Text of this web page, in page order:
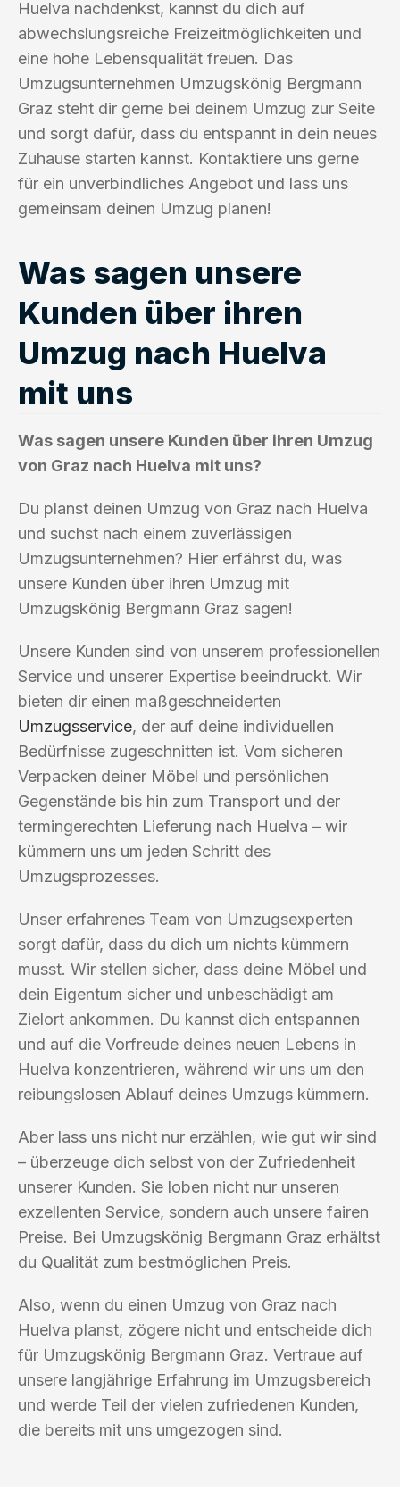
Huelva nachdenkst, kannst du dich auf
abwechslungsreiche Freizeitmöglichkeiten und
eine hohe Lebensqualität freuen. Das
Umzugsunternehmen Umzugskönig Bergmann
Graz steht dir gerne bei deinem Umzug zur Seite
und sorgt dafür, dass du entspannt in dein neues
Zuhause starten kannst. Kontaktiere uns gerne
für ein unverbindliches Angebot und lass uns
gemeinsam deinen Umzug planen!
Was sagen unsere
Kunden über ihren
Umzug nach Huelva
mit uns
Was sagen unsere Kunden über ihren Umzug
von Graz nach Huelva mit uns?
Du planst deinen Umzug von Graz nach Huelva
und suchst nach einem zuverlässigen
Umzugsunternehmen? Hier erfährst du, was
unsere Kunden über ihren Umzug mit
Umzugskönig Bergmann Graz sagen!
Unsere Kunden sind von unserem professionellen
Service und unserer Expertise beeindruckt. Wir
bieten dir einen maßgeschneiderten
Umzugsservice, der auf deine individuellen
Bedürfnisse zugeschnitten ist. Vom sicheren
Verpacken deiner Möbel und persönlichen
Gegenstände bis hin zum Transport und der
termingerechten Lieferung nach Huelva – wir
kümmern uns um jeden Schritt des
Umzugsprozesses.
Unser erfahrenes Team von Umzugsexperten
sorgt dafür, dass du dich um nichts kümmern
musst. Wir stellen sicher, dass deine Möbel und
dein Eigentum sicher und unbeschädigt am
Zielort ankommen. Du kannst dich entspannen
und auf die Vorfreude deines neuen Lebens in
Huelva konzentrieren, während wir uns um den
reibungslosen Ablauf deines Umzugs kümmern.
Aber lass uns nicht nur erzählen, wie gut wir sind
– überzeuge dich selbst von der Zufriedenheit
unserer Kunden. Sie loben nicht nur unseren
exzellenten Service, sondern auch unsere fairen
Preise. Bei Umzugskönig Bergmann Graz erhältst
du Qualität zum bestmöglichen Preis.
Also, wenn du einen Umzug von Graz nach
Huelva planst, zögere nicht und entscheide dich
für Umzugskönig Bergmann Graz. Vertraue auf
unsere langjährige Erfahrung im Umzugsbereich
und werde Teil der vielen zufriedenen Kunden,
die bereits mit uns umgezogen sind.